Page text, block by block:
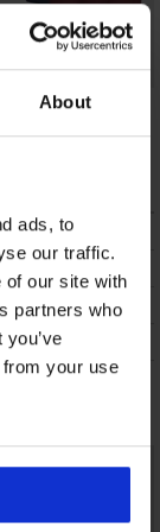
About
ads, to
our traffic.
of our site with
partners who
your use
3 PACK boxershorts
Jaclichfield